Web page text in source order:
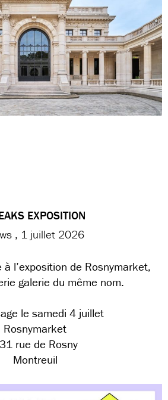
EXPOSITION
1 juillet 2026
à l’exposition de Rosnymarket,
galerie du même nom.
le samedi 4 juillet
Rosnymarket
rue de Rosny
Montreuil